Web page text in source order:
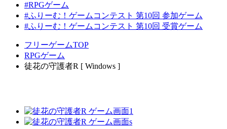
#RPGゲーム
#ふりーむ！ゲームコンテスト 第10回 参加ゲーム
#ふりーむ！ゲームコンテスト 第10回 受賞ゲーム
フリーゲームTOP
RPGゲーム
徒花の守護者R [ Windows ]